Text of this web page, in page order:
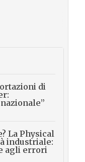
di
La Physical
industriale:
agli errori